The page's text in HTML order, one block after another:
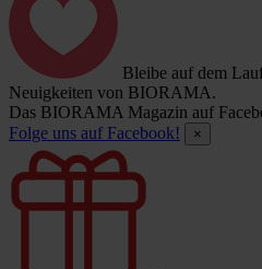
Bleibe auf dem
Neuigkeiten von BIORAMA.
Das BIORAMA Magazin auf
Folge uns auf Facebook!
×